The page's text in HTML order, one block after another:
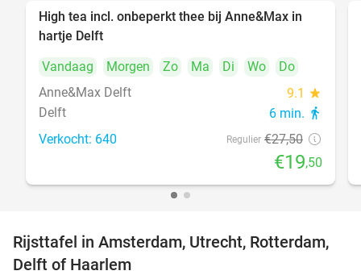
29%
High tea incl. onbeperkt thee bij Anne&Max in
hartje Delft
Vandaag
Morgen Zo Ma Di Wo
Do
Anne&Max Delft
9.1 star
Delft 6 min. directions_walk
Verkocht: 640 Regulier €27,50
€19,50
19%
Rijsttafel in Amsterdam, Utrecht, Rotterdam,
Delft of Haarlem